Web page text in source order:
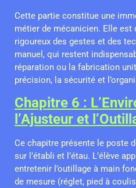
Cette partie constitue une
métier de mécanicien. Elle est
rigoureux des gestes et des
manuel, qui restent
réparation ou la fabrication
précision, la sécurité et
Chapitre 6 :
l’Ajusteur et
Ce chapitre présente le poste
sur l’établi et l’étau. L’élève
entretenir l’outillage à main
de mesure (réglet, pied à